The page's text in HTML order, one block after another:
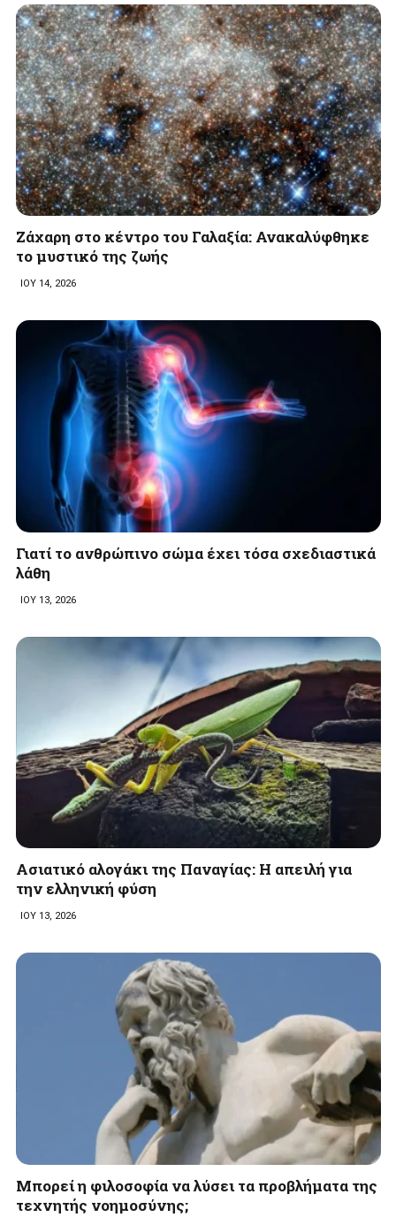
Ζάχαρη στο κέντρο του Γαλαξία: Ανακαλύφθηκε
το μυστικό της ζωής
ΙΟΥ 14, 2026
Γιατί το ανθρώπινο σώμα έχει τόσα σχεδιαστικά
λάθη
ΙΟΥ 13, 2026
Ασιατικό αλογάκι της Παναγίας: Η απειλή για
την ελληνική φύση
ΙΟΥ 13, 2026
Μπορεί η φιλοσοφία να λύσει τα προβλήματα της
τεχνητής νοημοσύνης;